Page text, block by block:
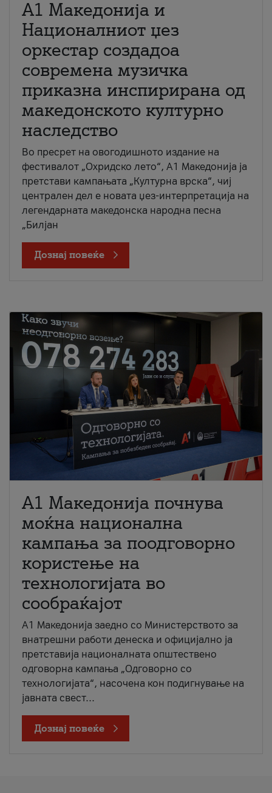
А1 Македонија и
Националниот џез
оркестар создадоа
современа музичка
приказна инспирирана од
македонското културно
наследство
Во пресрет на овогодишното издание на
фестивалот „Охридско лето“, А1 Македонија ја
претстави кампањата „Културна врска“, чиј
централен дел е новата џез-интерпретација на
легендарната македонска народна песна
„Билјан
Дознај повеќе
A1 Македонија почнува
моќна национална
кампања за поодговорно
користење на
технологијата во
сообраќајот
A1 Македонија заедно со Министерството за
внатрешни работи денеска и официјално ја
претставија националната општествено
одговорна кампања „Одговорно со
технологијата“, насочена кон подигнување на
јавната свест...
Дознај повеќе